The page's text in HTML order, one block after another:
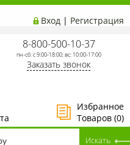
Вход | Регистрация
8-800-500-10-37
пн-сб: с 9:00-18:00; вс: 10:00-17:00
Заказать звонок
Избранное
Товаров (0)